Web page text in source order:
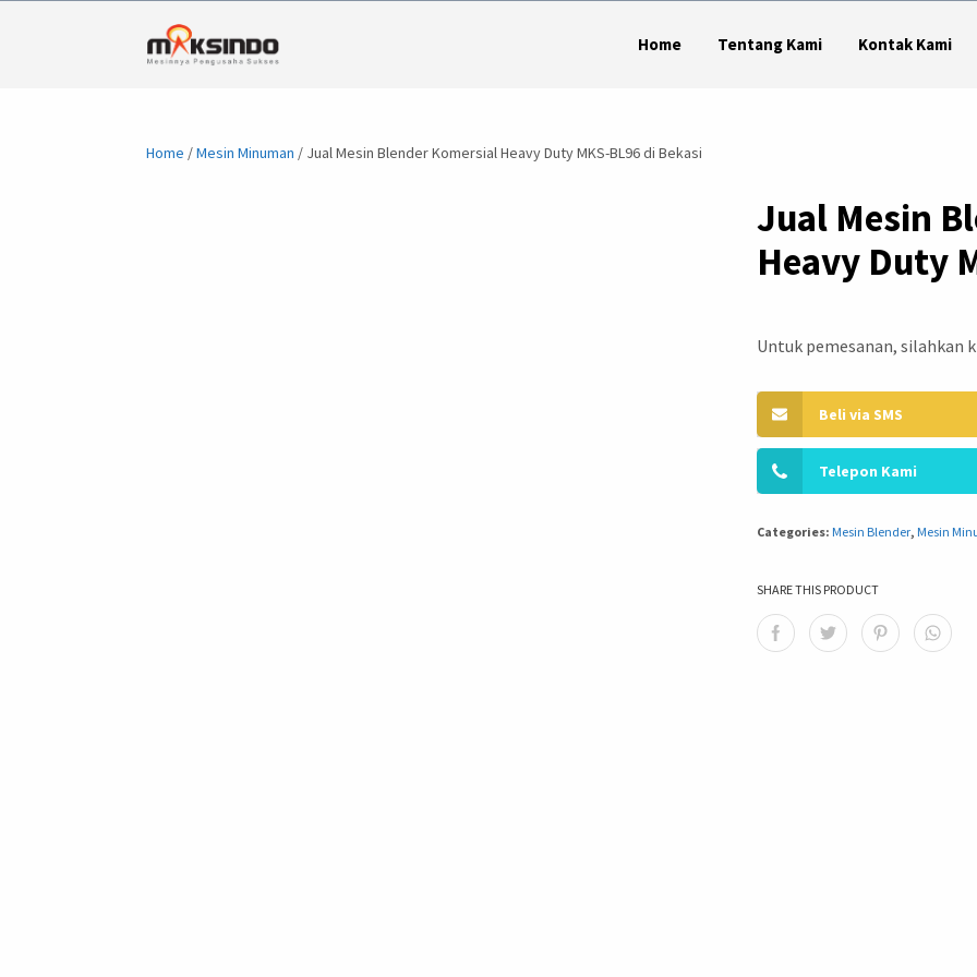
Home Tentang Kami Kontak Kami
Home /Mesin Minuman / Jual Mesin Blender Komersial Heavy Duty MKS-BL96 di Bekasi
Jual Mesin
Heavy Duty
Untuk pemesanan, silahkan
Beli via SMS
Telepon Kami
Categories: Mesin Blender, Mesin
SHARE THIS PRODUCT